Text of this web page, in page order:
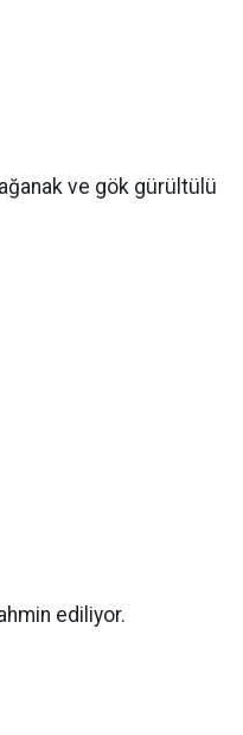
ve gök gürültülü
ediliyor.